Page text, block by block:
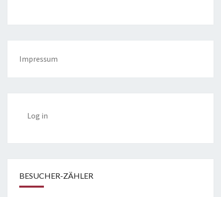
Impressum
Log in
BESUCHER-ZÄHLER